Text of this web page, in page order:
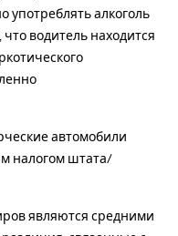
алкоголь
водитель находится
автомобили
налогом штата/
являются средними